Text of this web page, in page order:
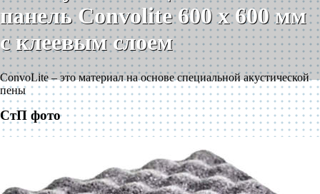
панель Convolite 600 x 600 мм
с клеевым слоем
ConvoLite – это материал на основе специальной акустической
пены
СтП фото